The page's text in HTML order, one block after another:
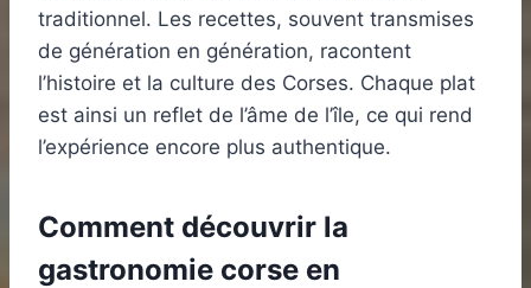
traditionnel. Les recettes, souvent transmises
de génération en génération, racontent
l’histoire et la culture des Corses. Chaque plat
est ainsi un reflet de l’âme de l’île, ce qui rend
l’expérience encore plus authentique.
Comment découvrir la
gastronomie corse en